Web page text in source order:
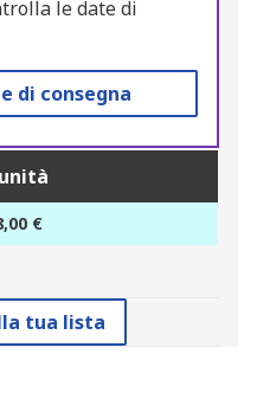
le date di
di consegna
€
tua lista